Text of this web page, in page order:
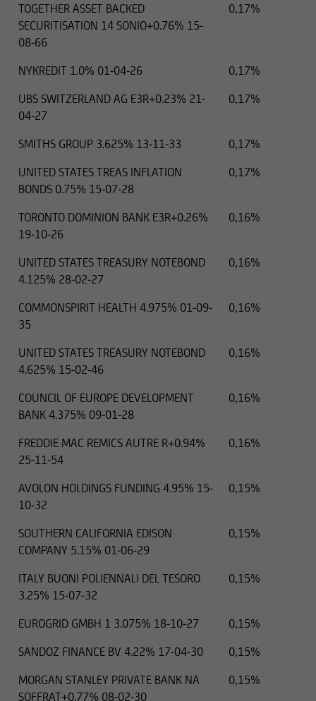
TOGETHER ASSET BACKED
SECURITISATION 14 SONIO+0.76% 15-
08-66
0,17%
NYKREDIT 1.0% 01-04-26
0,17%
UBS SWITZERLAND AG E3R+0.23% 21-
04-27
0,17%
SMITHS GROUP 3.625% 13-11-33
0,17%
UNITED STATES TREAS INFLATION
BONDS 0.75% 15-07-28
0,17%
TORONTO DOMINION BANK E3R+0.26%
19-10-26
0,16%
UNITED STATES TREASURY NOTEBOND
4.125% 28-02-27
0,16%
COMMONSPIRIT HEALTH 4.975% 01-09-
35
0,16%
UNITED STATES TREASURY NOTEBOND
4.625% 15-02-46
0,16%
COUNCIL OF EUROPE DEVELOPMENT
BANK 4.375% 09-01-28
0,16%
FREDDIE MAC REMICS AUTRE R+0.94%
25-11-54
0,16%
AVOLON HOLDINGS FUNDING 4.95% 15-
10-32
0,15%
SOUTHERN CALIFORNIA EDISON
COMPANY 5.15% 01-06-29
0,15%
ITALY BUONI POLIENNALI DEL TESORO
3.25% 15-07-32
0,15%
EUROGRID GMBH 1 3.075% 18-10-27
0,15%
SANDOZ FINANCE BV 4.22% 17-04-30
0,15%
MORGAN STANLEY PRIVATE BANK NA
SOFFRAT+0.77% 08-02-30
0,15%